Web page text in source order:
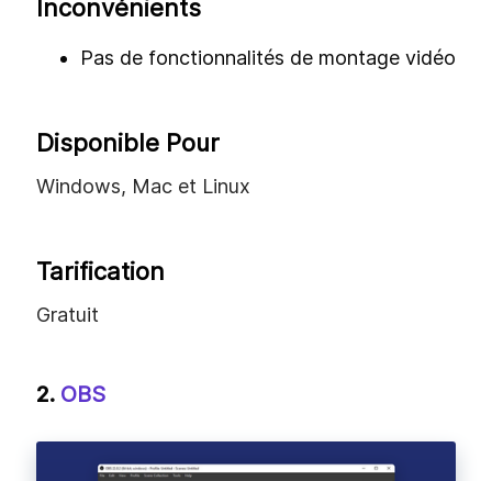
Inconvénients
Pas de fonctionnalités de montage vidéo
Disponible Pour
Windows, Mac et Linux
Tarification
Gratuit
2. OBS